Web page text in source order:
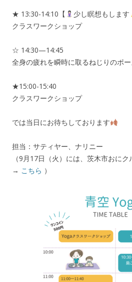
★ 13:30-14:10【 少し瞑想もします
クラスワークショップ
☆ 14:30—14:45
全身の疲れを瞬時に取るねじりのポ
★15:00-15:40
クラスワークショップ
では当日にお待ちしております
担当：サティヤー、ナリニー
（9月17日（火）には、茨木市おに
→ こちら ）